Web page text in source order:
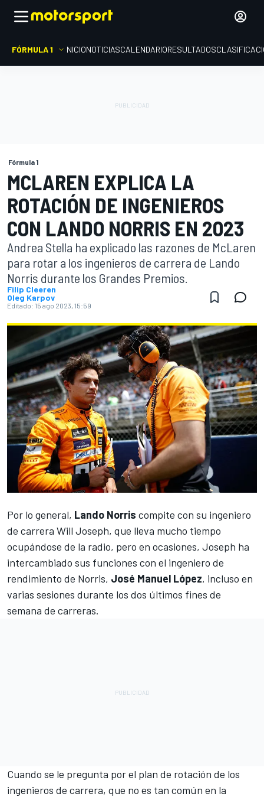
FÓRMULA 1 INICIONOTICIASCALENDARIORESULTADOS
Fórmula 1
MCLAREN EXPLICA LA
ROTACIÓN DE INGENIEROS
CON LANDO NORRIS EN 2023
Andrea Stella ha explicado las razones de McLaren
para rotar a los ingenieros de carrera de Lando
Norris durante los Grandes Premios.
Filip Cleeren
Oleg Karpov
Editado: 15 ago 2023, 15:59
Por lo general, Lando Norris compite con su ingeniero
de carrera Will Joseph, que lleva mucho tiempo
ocupándose de la radio, pero en ocasiones, Joseph ha
intercambiado sus funciones con el ingeniero de
rendimiento de Norris, José Manuel López, incluso en
varias sesiones durante los dos últimos fines de
semana de carreras.
Cuando se le pregunta por el plan de rotación de los
ingenieros de carrera, que no es tan común en la